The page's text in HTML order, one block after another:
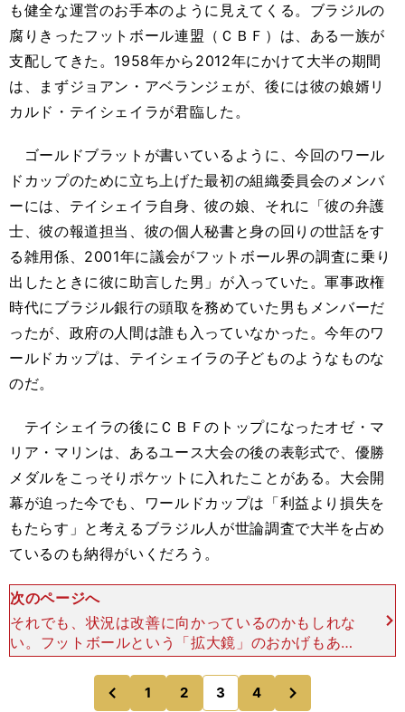
も健全な運営のお手本のように見えてくる。ブラジルの
腐りきったフットボール連盟（ＣＢＦ）は、ある一族が
支配してきた。1958年から2012年にかけて大半の期間
は、まずジョアン・アベランジェが、後には彼の娘婿リ
カルド・テイシェイラが君臨した。
ゴールドブラットが書いているように、今回のワール
ドカップのために立ち上げた最初の組織委員会のメンバ
ーには、テイシェイラ自身、彼の娘、それに「彼の弁護
士、彼の報道担当、彼の個人秘書と身の回りの世話をす
る雑用係、2001年に議会がフットボール界の調査に乗り
出したときに彼に助言した男」が入っていた。軍事政権
時代にブラジル銀行の頭取を務めていた男もメンバーだ
ったが、政府の人間は誰も入っていなかった。今年のワ
ールドカップは、テイシェイラの子どものようなものな
のだ。
テイシェイラの後にＣＢＦのトップになったオゼ・マ
リア・マリンは、あるユース大会の後の表彰式で、優勝
メダルをこっそりポケットに入れたことがある。大会開
幕が迫った今でも、ワールドカップは「利益より損失を
もたらす」と考えるブラジル人が世論調査で大半を占め
ているのも納得がいくだろう。
次のページへ
それでも、状況は改善に向かっているのかもしれな
い。フットボールという「拡大鏡」のおかげもあっ
て、ブラジルの悲惨な現状は世界に広くさらされる
ようになった。昨年のコンフェデレーションズカッ
プの期間中に行な
前
のページへ
1 2 3 4
のページへ